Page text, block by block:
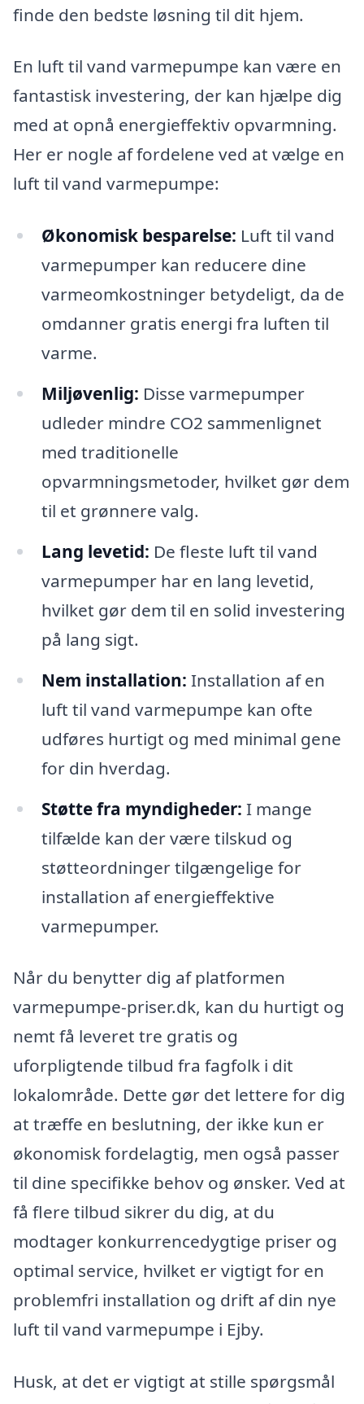
finde den bedste løsning til dit hjem.
En luft til vand varmepumpe kan være en
fantastisk investering, der kan hjælpe dig
med at opnå energieffektiv opvarmning.
Her er nogle af fordelene ved at vælge en
luft til vand varmepumpe:
Økonomisk besparelse: Luft til vand
varmepumper kan reducere dine
varmeomkostninger betydeligt, da de
omdanner gratis energi fra luften til
varme.
Miljøvenlig: Disse varmepumper
udleder mindre CO2 sammenlignet
med traditionelle
opvarmningsmetoder, hvilket gør dem
til et grønnere valg.
Lang levetid: De fleste luft til vand
varmepumper har en lang levetid,
hvilket gør dem til en solid investering
på lang sigt.
Nem installation: Installation af en
luft til vand varmepumpe kan ofte
udføres hurtigt og med minimal gene
for din hverdag.
Støtte fra myndigheder: I mange
tilfælde kan der være tilskud og
støtteordninger tilgængelige for
installation af energieffektive
varmepumper.
Når du benytter dig af platformen
varmepumpe-priser.dk, kan du hurtigt og
nemt få leveret tre gratis og
uforpligtende tilbud fra fagfolk i dit
lokalområde. Dette gør det lettere for dig
at træffe en beslutning, der ikke kun er
økonomisk fordelagtig, men også passer
til dine specifikke behov og ønsker. Ved at
få flere tilbud sikrer du dig, at du
modtager konkurrencedygtige priser og
optimal service, hvilket er vigtigt for en
problemfri installation og drift af din nye
luft til vand varmepumpe i Ejby.
Husk, at det er vigtigt at stille spørgsmål